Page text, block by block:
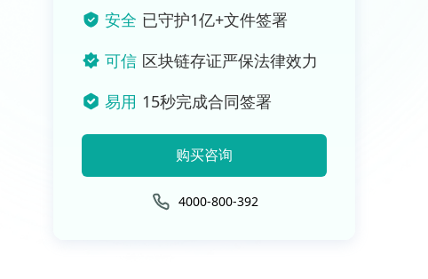
安全 已守护1亿+文件签署
可信 区块链存证严保法律效力
易用 15秒完成合同签署
购买咨询
4000-800-392